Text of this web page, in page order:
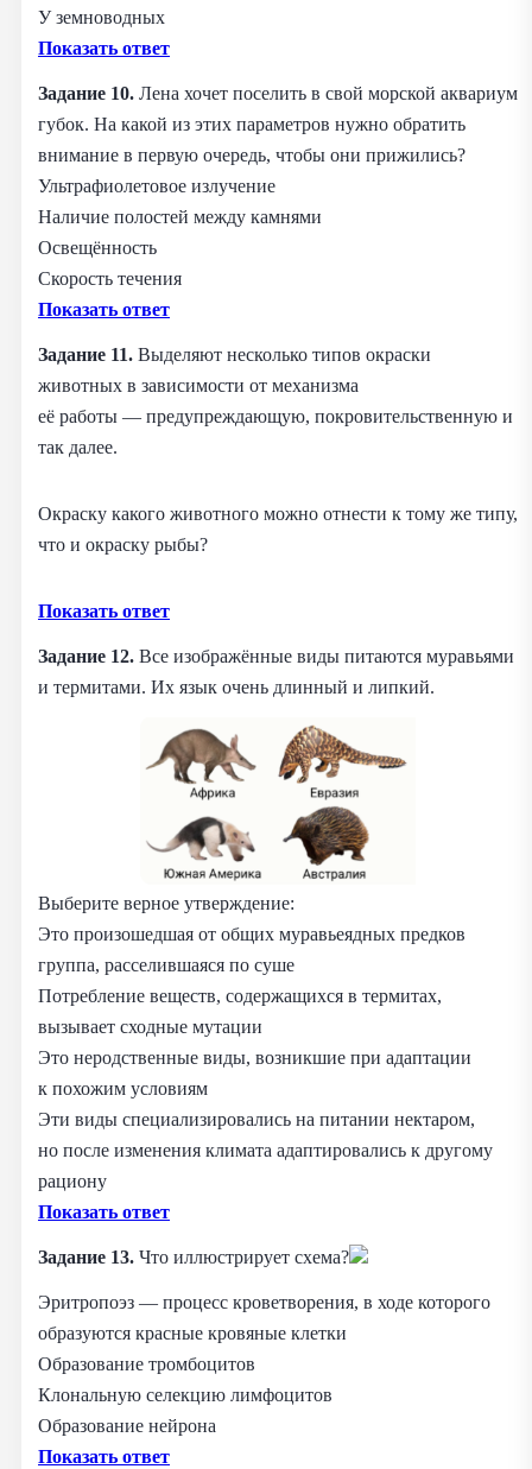
У земноводных
Показать ответ
Задание 10. Лена хочет поселить в свой морской аквариум
губок. На какой из этих параметров нужно обратить
внимание в первую очередь, чтобы они прижились?
Ультрафиолетовое излучение
Наличие полостей между камнями
Освещённость
Скорость течения
Показать ответ
Задание 11. Выделяют несколько типов окраски
животных в зависимости от механизма
её работы — предупреждающую, покровительственную и
так далее.
Окраску какого животного можно отнести к тому же типу,
что и окраску рыбы?
Показать ответ
Задание 12. Все изображённые виды питаются муравьями
и термитами. Их язык очень длинный и липкий.
Выберите верное утверждение:
Это произошедшая от общих муравьеядных предков
группа, расселившаяся по суше
Потребление веществ, содержащихся в термитах,
вызывает сходные мутации
Это неродственные виды, возникшие при адаптации
к похожим условиям
Эти виды специализировались на питании нектаром,
но после изменения климата адаптировались к другому
рациону
Показать ответ
Задание 13. Что иллюстрирует схема?
Эритропоэз — процесс кроветворения, в ходе которого
образуются красные кровяные клетки
Образование тромбоцитов
Клональную селекцию лимфоцитов
Образование нейрона
Показать ответ